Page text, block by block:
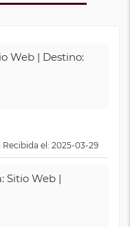
Web | Destino:
el: 2025-03-29
Sitio Web |